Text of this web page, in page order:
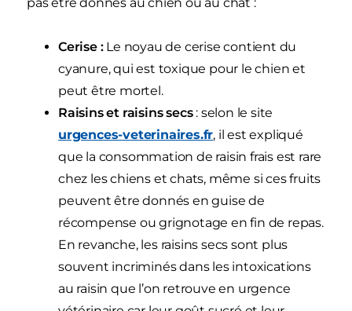
Cerise :Le noyau de cerise contient du
cyanure, qui est toxique pour le chien et
peut être mortel.
Raisins et raisins secs: selon le site
urgences-veterinaires.fr, il est expliqué
que la consommation de raisin frais est rare
chez les chiens et chats, même si ces fruits
peuvent être donnés en guise de
récompense ou grignotage en fin de repas.
En revanche, les raisins secs sont plus
souvent incriminés dans les intoxications
au raisin que l’on retrouve en urgence